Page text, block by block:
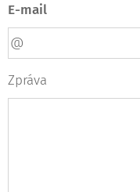
E-mail
Zpráva